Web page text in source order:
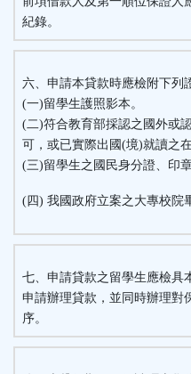
紀錄。
六、申請本貸款時應檢附下列
(一)留學生護照影本。
(二)符合教育部採認之國外或
可，或已實際出國(境)就讀之
(三)留學生之國民身分證、印
(四) 我國政府立案之大專校院
七、申請貸款之留學生應檢具
申請辦理貸款，並同時辦理對
序。